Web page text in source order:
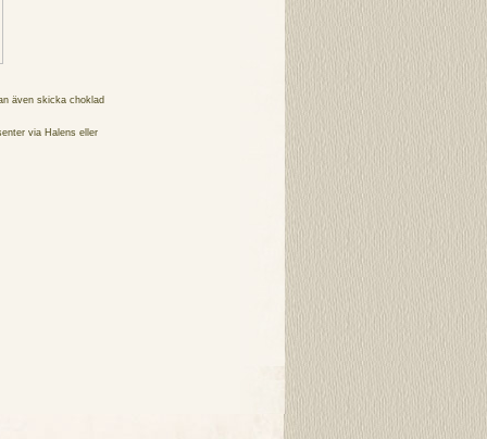
även skicka choklad
via Halens eller